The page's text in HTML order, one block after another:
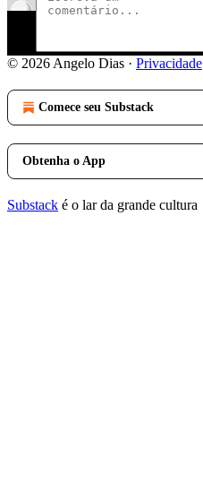
© 2026 Angelo Dias · Privacidade
Comece seu Substack
Obtenha o App
Substack é o lar da grande cultura